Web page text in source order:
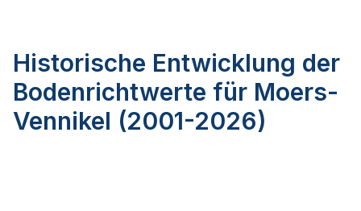
Historische Entwicklung der
Bodenrichtwerte für Moers-
Vennikel (2001-2026)